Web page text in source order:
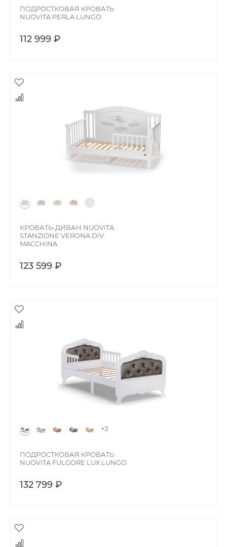
ПОДРОСТКОВАЯ КРОВАТЬ
NUOVITA PERLA LUNGO
112 999 ₽
КРОВАТЬ-ДИВАН NUOVITA
STANZIONE VERONA DIV
MACCHINA
123 599 ₽
+3
ПОДРОСТКОВАЯ КРОВАТЬ
NUOVITA FULGORE LUX LUNGO
132 799 ₽